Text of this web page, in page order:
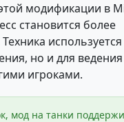
модификации в
становится более
используется
но и для
игроками.
мод на танки